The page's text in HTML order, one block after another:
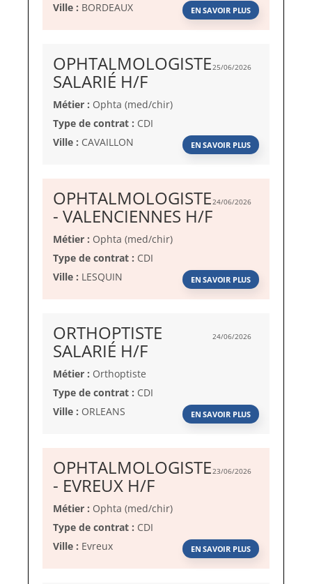
Ville : BORDEAUX EN SAVOIR PLUS
25/06/2026
OPHTALMOLOGISTE
SALARIÉ H/F(Nouvelle
fenêtre)
Métier : Ophta (med/chir)
Type de contrat : CDI
Ville : CAVAILLON EN SAVOIR PLUS
24/06/2026
OPHTALMOLOGISTE
- VALENCIENNES H/F(Nouvelle
Métier : Ophta (med/chir)
Type de contrat : CDI
Ville : LESQUIN EN SAVOIR PLUS
24/06/2026
ORTHOPTISTE
SALARIÉ H/F(Nouvelle
Métier : Orthoptiste
Type de contrat : CDI
Ville : ORLEANS EN SAVOIR PLUS
23/06/2026
OPHTALMOLOGISTE
- EVREUX H/F(Nouvelle
fenêtre)
Métier : Ophta (med/chir)
Type de contrat : CDI
Ville : Evreux EN SAVOIR PLUS